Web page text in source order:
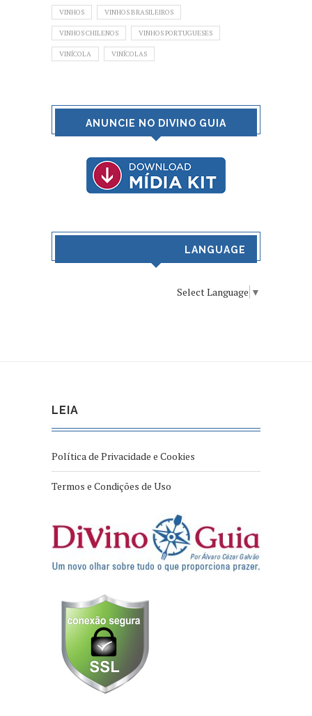
VINHOS VINHOS BRASILEIROS
VINHOS CHILENOS VINHOS PORTUGUESES
VINÍCOLA VINÍCOLAS
ANUNCIE NO DIVINO GUIA
LANGUAGE
Select Language ▼
LEIA
Política de Privacidade e Cookies
Termos e Condições de Uso